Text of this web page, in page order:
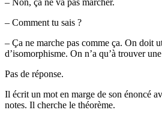
– Comment tu sais ?
– Ça ne marche pas comme ça. On doit
d’isomorphisme. On n’a qu’à trouver
Pas de réponse.
Il écrit un mot en marge de son énoncé
notes. Il cherche le théorème.